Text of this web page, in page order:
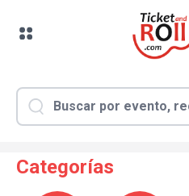
Categorías